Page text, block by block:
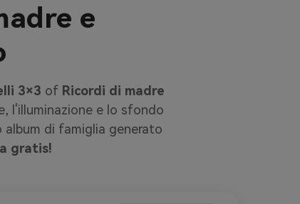
e
3×3 of Ricordi di madre
l'illuminazione e lo sfondo
album di famiglia generato
gratis!